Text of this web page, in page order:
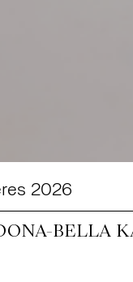
2026
BELLA